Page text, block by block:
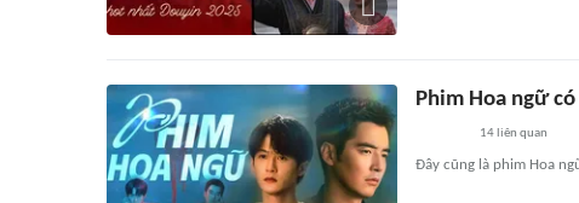
Phim Hoa ngữ
14liên quan
Đây cũng là phim Hoa